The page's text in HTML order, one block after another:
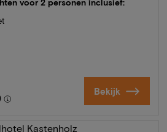
voor 2 personen inclusief:
Bekijk